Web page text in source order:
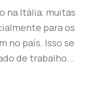
na Itália, muitas
para os
no país. Isso se
de trabalho...